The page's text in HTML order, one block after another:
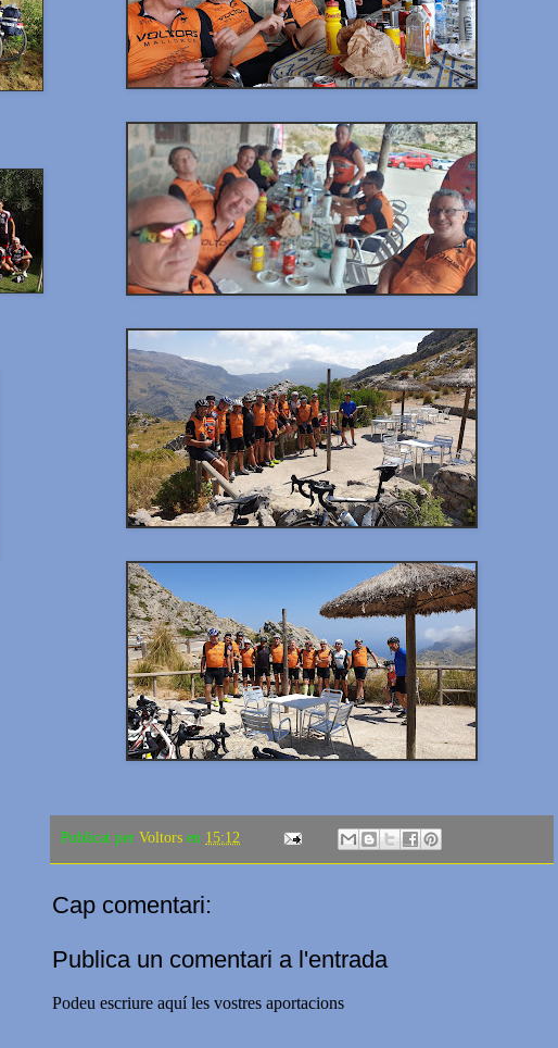
Publicat per Voltors en 15:12
Cap comentari:
Publica un comentari a l'entrada
Podeu escriure aquí les vostres aportacions